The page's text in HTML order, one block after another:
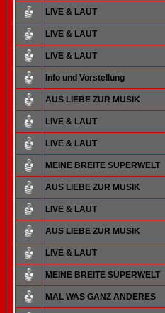
LIVE & LAUT
LIVE & LAUT
LIVE & LAUT
Info und Vorstellung
AUS LIEBE ZUR MUSIK
LIVE & LAUT
LIVE & LAUT
MEINE BREITE SUPERWELT
AUS LIEBE ZUR MUSIK
LIVE & LAUT
AUS LIEBE ZUR MUSIK
LIVE & LAUT
MEINE BREITE SUPERWELT
MAL WAS GANZ ANDERES